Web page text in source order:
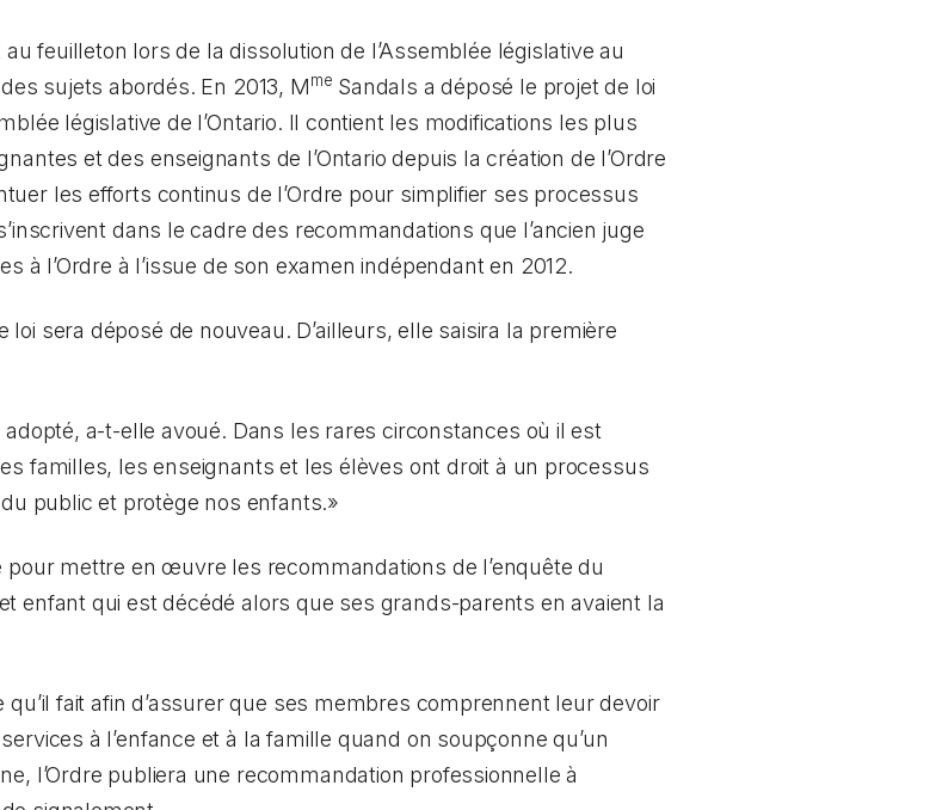
feuilleton lors de la dissolution de l’Assemblée législative au
sujets abordés. En 2013, Mme Sandals a déposé le projet de loi
législative de l’Ontario. Il contient les modifications les plus
et des enseignants de l’Ontario depuis la création de l’Ordre
les efforts continus de l’Ordre pour simplifier ses processus
dans le cadre des recommandations que l’ancien juge
à l’Ordre à l’issue de son examen indépendant en 2012.
sera déposé de nouveau. D’ailleurs, elle saisira la première
a-t-elle avoué. Dans les rares circonstances où il est
familles, les enseignants et les élèves ont droit à un processus
public et protège nos enfants.»
pour mettre en œuvre les recommandations de l’enquête du
enfant qui est décédé alors que ses grands-parents en avaient la
qu’il fait afin d’assurer que ses membres comprennent leur devoir
à l’enfance et à la famille quand on soupçonne qu’un
l’Ordre publiera une recommandation professionnelle à